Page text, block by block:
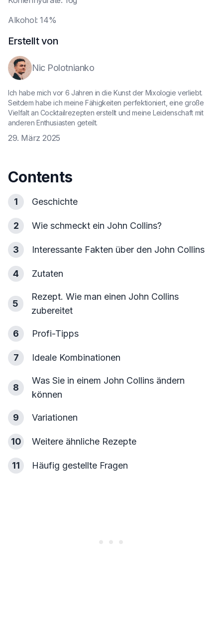
Alkohol: 14%
Erstellt von
Nic Polotnianko
Ich habe mich vor 6 Jahren in die Kunst der Mixologie verliebt.
Seitdem habe ich meine Fähigkeiten perfektioniert, eine große
Vielfalt an Cocktailrezepten erstellt und meine Leidenschaft mit
anderen Enthusiasten geteilt.
29. März 2025
Contents
1 Geschichte
2 Wie schmeckt ein John Collins?
3 Interessante Fakten über den John Collins
4 Zutaten
5
Rezept. Wie man einen John Collins
zubereitet
6 Profi-Tipps
7 Ideale Kombinationen
8
Was Sie in einem John Collins ändern
können
9 Variationen
10 Weitere ähnliche Rezepte
11 Häufig gestellte Fragen